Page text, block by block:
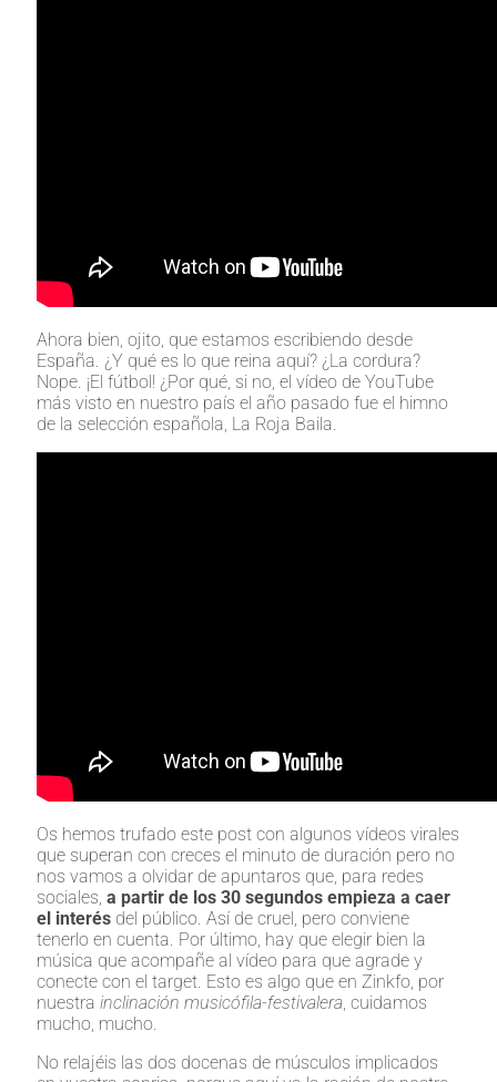
Ahora bien, ojito, que estamos escribiendo desde
España. ¿Y qué es lo que reina aquí? ¿La cordura?
Nope. ¡El fútbol! ¿Por qué, si no, el vídeo de YouTube
más visto en nuestro país el año pasado fue el himno
de la selección española, La Roja Baila.
Os hemos trufado este post con algunos vídeos virales
que superan con creces el minuto de duración pero no
nos vamos a olvidar de apuntaros que, para redes
sociales, a partir de los 30 segundos empieza a caer
el interés del público. Así de cruel, pero conviene
tenerlo en cuenta. Por último, hay que elegir bien la
música que acompañe al vídeo para que agrade y
conecte con el target. Esto es algo que en Zinkfo, por
nuestra inclinación musicófila-festivalera, cuidamos
mucho, mucho.
No relajéis las dos docenas de músculos implicados